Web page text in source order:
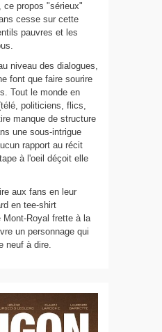
ce propos "sérieux"
cesse sur cette
pauvres et les
niveau des dialogues,
font que faire sourire
Tout le monde en
politiciens, flics,
manque de structure
une sous-intrigue
rapport au récit
à l'oeil déçoit elle
aux fans en leur
en tee-shirt
Mont-Royal frette à la
un personnage qui
neuf à dire.